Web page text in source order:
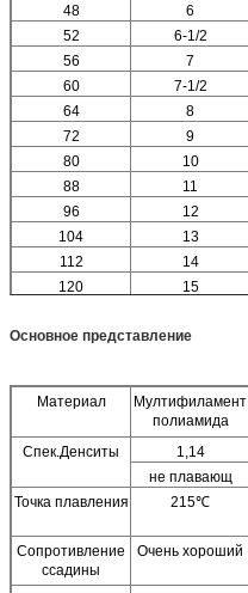
48
6
52
6-1/2
56
7
60
7-1/2
64
8
72
9
80
10
88
11
96
12
104
13
112
14
120
15
Основное представление
Материал
Мултифиламент
полиамида
Спек.Денситы
1,14
не плавающ
Точка плавления
215℃
Сопротивление
ссадины
Очень хороший